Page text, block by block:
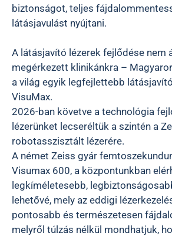
biztonságot, teljes
látásjavulást nyújtani.
A látásjavító lézerek fejlődése nem
megérkezett klinikánkra –
a világ egyik legfejlettebb
VisuMax.
2026-ban követve a technológia
lézerünket lecseréltük a szintén a
robotasszisztált lézerére.
A német Zeiss gyár
Visumax 600, a központunkban
legkíméletesebb,
lehetővé, mely az eddigi
pontosabb és természetesen
melyről túlzás nélkül mondhatjuk,